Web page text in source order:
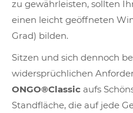
zu gewährleisten, sollten
einen leicht geöffneten
Grad) bilden.
Sitzen und sich dennoch
widersprüchlichen
ONGO®Classic aufs
Standfläche, die auf jede